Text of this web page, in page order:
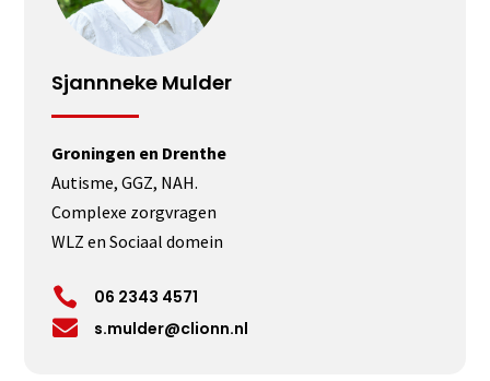
Sjannneke Mulder
Groningen en Drenthe
Autisme, GGZ, NAH.
Complexe zorgvragen
WLZ en Sociaal domein
 06 2343 4571
 s.mulder@clionn.nl